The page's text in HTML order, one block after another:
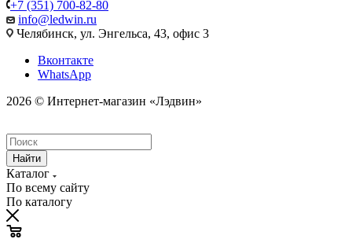
+7 (351) 700-82-80
info@ledwin.ru
Челябинск, ул. Энгельса, 43, офис 3
Вконтакте
WhatsApp
2026 © Интернет-магазин «Лэдвин»
Найти
Каталог
По всему сайту
По каталогу